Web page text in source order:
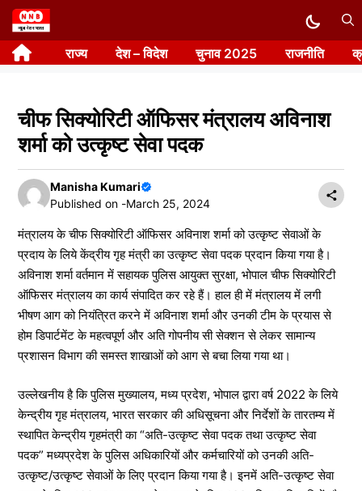
Skip
to
content राज्य देश – विदेश चुनाव 2025 राजनीति
चीफ सिक्योरिटी ऑफिसर मंत्रालय अविनाश
शर्मा को उत्कृष्ट सेवा पदक
Manisha Kumari
Published on -March 25, 2024
मंत्रालय के चीफ सिक्योरिटी ऑफिसर अविनाश शर्मा को उत्कृष्ट सेवाओं के
प्रदाय के लिये केंद्रीय गृह मंत्री का उत्कृष्ट सेवा पदक प्रदान किया गया है।
अविनाश शर्मा वर्तमान में सहायक पुलिस आयुक्त सुरक्षा, भोपाल चीफ सिक्योरिटी
ऑफिसर मंत्रालय का कार्य संपादित कर रहे हैं। हाल ही में मंत्रालय में लगी
भीषण आग को नियंत्रित करने में अविनाश शर्मा और उनकी टीम के प्रयास से
होम डिपार्टमेंट के महत्वपूर्ण और अति गोपनीय सी सेक्शन से लेकर सामान्य
प्रशासन विभाग की समस्त शाखाओं को आग से बचा लिया गया था।
उल्लेखनीय है कि पुलिस मुख्यालय, मध्य प्रदेश, भोपाल द्वारा वर्ष 2022 के लिये
केन्द्रीय गृह मंत्रालय, भारत सरकार की अधिसूचना और निर्देशों के तारतम्य में
स्थापित केन्द्रीय गृहमंत्री का “अति-उत्कृष्ट सेवा पदक तथा उत्कृष्ट सेवा
पदक” मध्यप्रदेश के पुलिस अधिकारियों और कर्मचारियों को उनकी अति-
उत्कृष्ट/उत्कृष्ट सेवाओं के लिए प्रदान किया गया है। इनमें अति-उत्कृष्ट सेवा